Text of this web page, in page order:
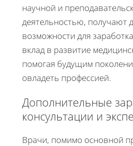
научной и
деятельностью, получают
возможности для
вклад в развитие
помогая будущим
овладеть профессией.
Дополнительные
консультации и
Врачи, помимо основной